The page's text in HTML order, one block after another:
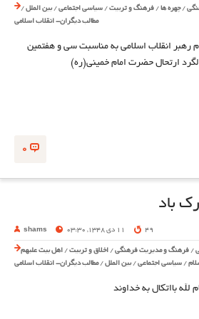
/چهره ها / فرهنگ و تربیت / سیاسی اجتماعی /بین الملل /
مطالب دیگران- انقلاب اسلامی
رهبر انقلاب اسلامی به مناسبت سی و هفتمین
ارتحال حضرت امام خمینی(ره)
0
باد
shams 11 دی 1348, 03:30 49
/ فرهنگ و مدیریت فرهنگی / اخلاق و تربیت / اهل بیت علیهم
/ سیاسی اجتماعی /بین الملل /مطالب دیگران- انقلاب اسلامی
لله بااتکال به خداوند